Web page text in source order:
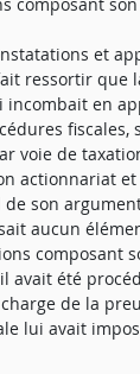
et
ressortir que
incombait en
fiscales,
voie de
actionnariat
son
aucun
composant
avait été
de la
lui avait